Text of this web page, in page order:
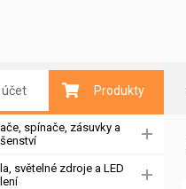
účet Produkty
spínače, zásuvky a
světelné zdroje a LED